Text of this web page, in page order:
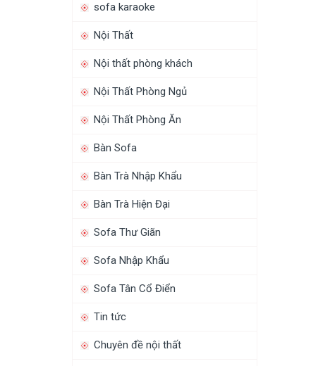
sofa karaoke
Nội Thất
Nội thất phòng khách
Nội Thất Phòng Ngủ
Nội Thất Phòng Ăn
Bàn Sofa
Bàn Trà Nhập Khẩu
Bàn Trà Hiện Đại
Sofa Thư Giãn
Sofa Nhập Khẩu
Sofa Tân Cổ Điển
Tin tức
Chuyên đề nội thất